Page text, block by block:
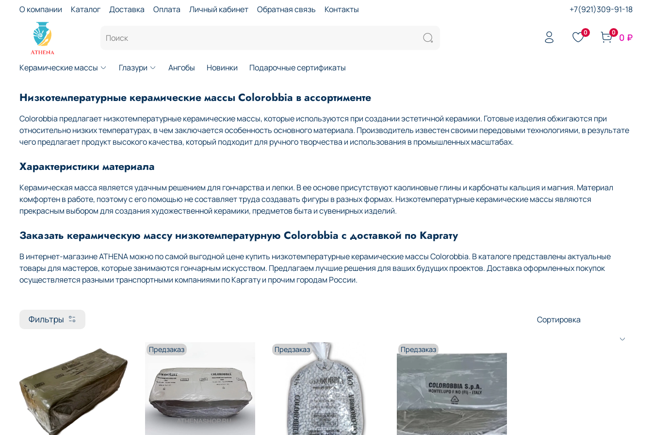
О компании Каталог Доставка Оплата Личный кабинет Обратная связь Контакты +7(921)309-91-18
0 0 0 ₽
Керамические массы Глазури Ангобы Новинки Подарочные сертификаты
Низкотемпературные керамические массы Colorobbia в ассортименте
Colorobbia предлагает низкотемпературные керамические массы, которые используются при создании эстетичной керамики. Готовые изделия обжигаются при
относительно низких температурах, в чем заключается особенность основного материала. Производитель известен своими передовыми технологиями, в результате
чего предлагает продукт высокого качества, который подходит для ручного творчества и использования в промышленных масштабах.
Характеристики материала
Керамическая масса является удачным решением для гончарства и лепки. В ее основе присутствуют каолиновые глины и карбонаты кальция и магния. Материал
комфортен в работе, поэтому с его помощью не составляет труда создавать фигуры в разных формах. Низкотемпературные керамические массы являются
прекрасным выбором для создания художественной керамики, предметов быта и сувенирных изделий.
Заказать керамическую массу низкотемпературную Colorobbia с доставкой по Каргату
В интернет-магазине ATHENA можно по самой выгодной цене купить низкотемпературные керамические массы Colorobbia. В каталоге представлены актуальные
товары для мастеров, которые занимаются гончарным искусством. Предлагаем лучшие решения для ваших будущих проектов. Доставка оформленных покупок
осуществляется разными транспортными компаниями по Каргату и прочим городам России.
Фильтры
Предзаказ Предзаказ Предзаказ